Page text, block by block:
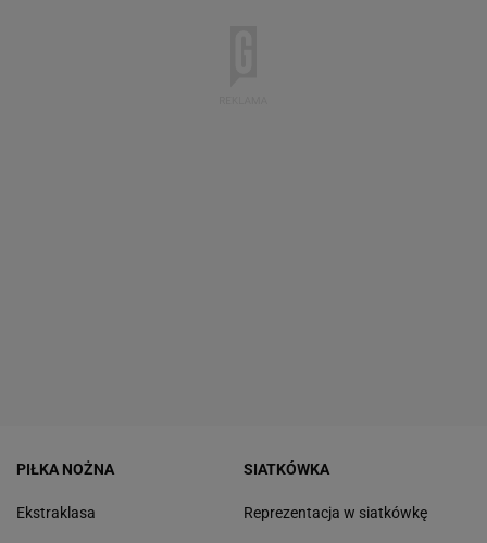
PIŁKA NOŻNA
Ekstraklasa
SIATKÓWKA
Reprezentacja w siatkówkę